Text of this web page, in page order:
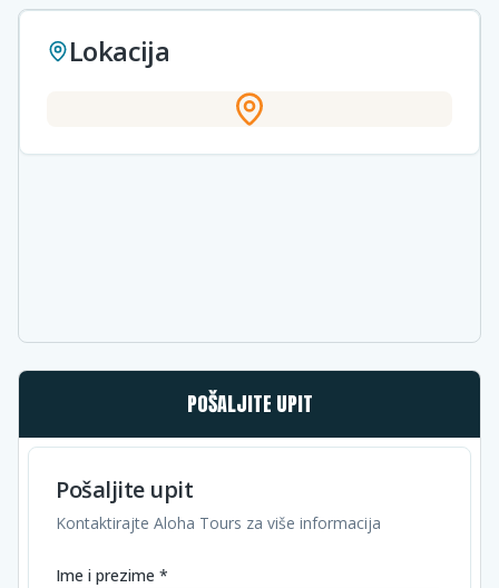
Lokacija
POŠALJITE UPIT
Pošaljite upit
Kontaktirajte Aloha Tours za više informacija
Ime i prezime *